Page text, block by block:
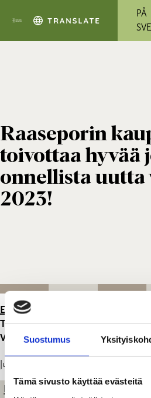
Suostumus
Tämä sivusto käyttää evästeitä
PÅ
Raaseporin
toivottaa hyvää
onnellista uutta
2023!
ETUSIVU
TOIVOTTAA HYVÄÄ JOULUA
VUOTTA 2023!
Julkaistu: 23.12.22
KAUPUNKI